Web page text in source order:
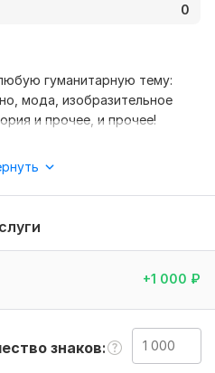
0
гуманитарную тему:
мода, изобразительное
и прочее, и прочее!
продукт подлежащий
положения перевода как
Туризм и путешествия+1 000 ₽
знаков